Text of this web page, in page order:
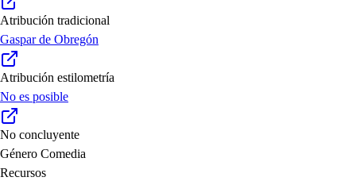
Atribución tradicional
Gaspar de Obregón
Atribución estilometría
No es posible
No concluyente
Género Comedia
Recursos